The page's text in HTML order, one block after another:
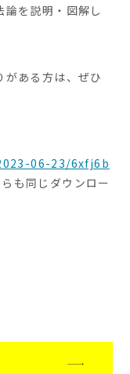
を説明・図解し
がある方は、ぜひ
06-23/6xfj6b
も同じダウンロー